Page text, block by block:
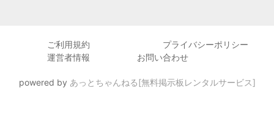
ご利用規約
プライバシーポリシー
運営者情報
お問い合わせ
powered by あっとちゃんねる[無料掲示板レンタルサービス]